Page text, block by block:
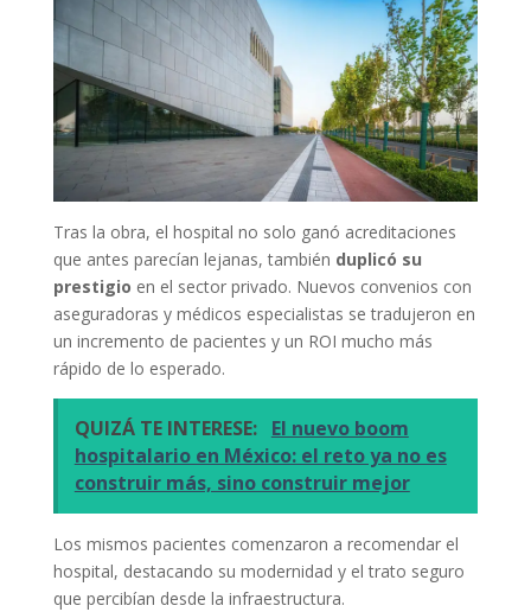
Tras la obra, el hospital no solo ganó acreditaciones
que antes parecían lejanas, también duplicó su
prestigio en el sector privado. Nuevos convenios con
aseguradoras y médicos especialistas se tradujeron en
un incremento de pacientes y un ROI mucho más
rápido de lo esperado.
QUIZÁ TE INTERESE: El nuevo boom
hospitalario en México: el reto ya no es
construir más, sino construir mejor
Los mismos pacientes comenzaron a recomendar el
hospital, destacando su modernidad y el trato seguro
que percibían desde la infraestructura.